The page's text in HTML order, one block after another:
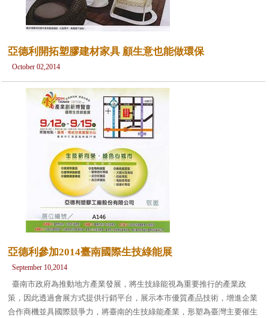
亞德利開拓塑膠建材家具 顧生意也能做環保
October 02,2014
亞德利參加2014臺南國際生技綠能展
September 10,2014
臺南市政府為推動地方產業發展，將生技綠能視為重要推行的產業政
策，因此透過會展方式提供行銷平台，展示本市優質產品技術，增進企業
合作商機並具國際競爭力，將臺南的生技綠能產業，形塑為臺灣主要催生